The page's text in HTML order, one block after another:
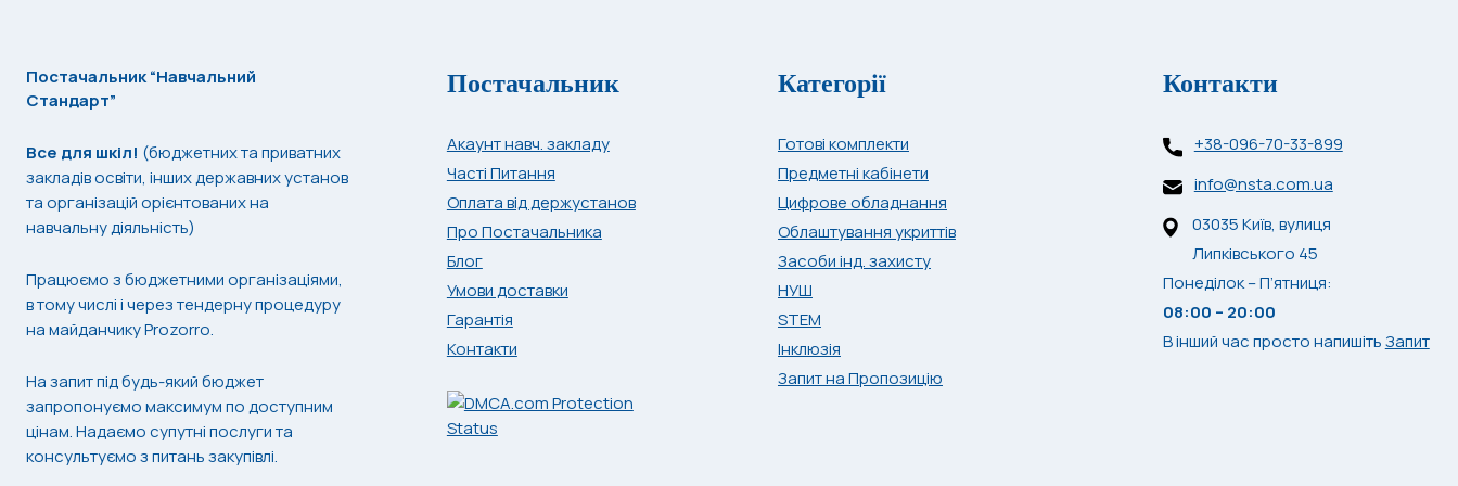
Постачальник “Навчальний
Стандарт”
Все для шкіл! (бюджетних та приватних
закладів освіти, інших державних установ
та організацій орієнтованих на
навчальну діяльність)
Працюємо з бюджетними організаціями,
в тому числі і через тендерну процедуру
на майданчику Prozorro.
На запит під будь-який бюджет
запропонуємо максимум по доступним
цінам. Надаємо супутні послуги та
консультуємо з питань закупівлі.
Постачальник
Акаунт навч. закладу
Часті Питання
Оплата від держустанов
Про Постачальника
Блог
Умови доставки
Гарантія
Контакти
Категорії
Готові комплекти
Предметні кабінети
Цифрове обладнання
Облаштування укриттів
Засоби інд. захисту
НУШ
STEM
Інклюзія
Запит на Пропозицію
Контакти
+38-096-70-33-899
info@nsta.com.ua
03035 Київ, вулиця
Липківського 45
Понеділок – П’ятниця:
08:00 – 20:00
В інший час просто напишітьЗапит